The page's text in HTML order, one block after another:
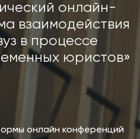
онлайн-
взаимодействия
в процессе
юристов»
онлайн конференций